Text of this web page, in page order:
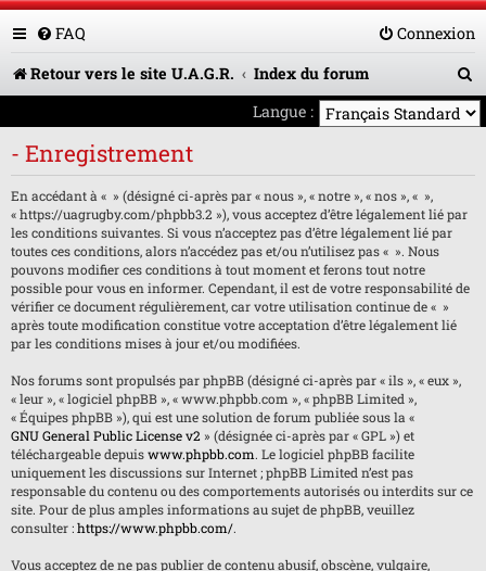
FAQ
Connexion
Retour vers le site U.A.G.R.
Index du forum
e
h
Langue :
- Enregistrement
En accédant à « » (désigné ci-après par « nous », « notre », « nos », « »,
« https://uagrugby.com/phpbb3.2 »), vous acceptez d’être légalement lié par
les conditions suivantes. Si vous n’acceptez pas d’être légalement lié par
toutes ces conditions, alors n’accédez pas et/ou n’utilisez pas « ». Nous
pouvons modifier ces conditions à tout moment et ferons tout notre
possible pour vous en informer. Cependant, il est de votre responsabilité de
vérifier ce document régulièrement, car votre utilisation continue de « »
après toute modification constitue votre acceptation d’être légalement lié
par les conditions mises à jour et/ou modifiées.
Nos forums sont propulsés par phpBB (désigné ci-après par « ils », « eux »,
« leur », « logiciel phpBB », « www.phpbb.com », « phpBB Limited »,
« Équipes phpBB »), qui est une solution de forum publiée sous la «
GNU General Public License v2 » (désignée ci-après par « GPL ») et
téléchargeable depuiswww.phpbb.com. Le logiciel phpBB facilite
uniquement les discussions sur Internet ; phpBB Limited n’est pas
responsable du contenu ou des comportements autorisés ou interdits sur ce
site. Pour de plus amples informations au sujet de phpBB, veuillez
consulter :https://www.phpbb.com/.
Vous acceptez de ne pas publier de contenu abusif, obscène, vulgaire,